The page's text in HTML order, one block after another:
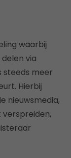
waarbij
via
steeds meer
Hierbij
nieuwsmedia,